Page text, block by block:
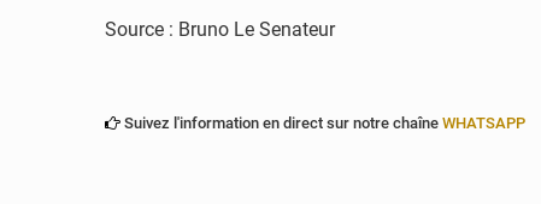
Source : Bruno Le Senateur
Suivez l'information en direct sur notre chaîne WHATSAPP